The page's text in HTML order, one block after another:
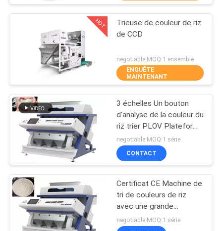
CONTRÔLE
QUALITÉ
CONTACTEZ-
NOUS
NOUVELLES
DEMANDEZ
UNE
CITATION
PLAN
trieuse de couleur
de grain
Trieuse de couleur
de graine
HOT
Trieuse de couleur de riz
de CCD
negotiable MOQ:1 ensemble
ENQUÊTE
MAINTENANT
3 échelles Un bouton
d'analyse de la couleur du
riz trier PLOV Plateforme
d'auto-apprentissage
negotiable MOQ:1 série
CONTACT
Certificat CE Machine de
tri de couleurs de riz
avec une grande
capacité 220V / 50Hz
negotiable MOQ:1 série